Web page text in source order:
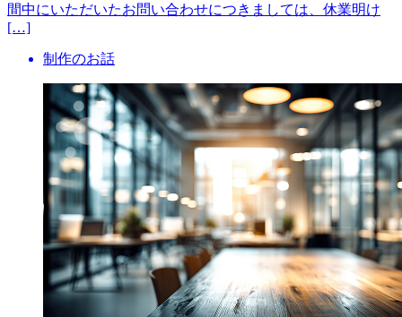
間中にいただいたお問い合わせにつきましては、休業明け
[…]
制作のお話